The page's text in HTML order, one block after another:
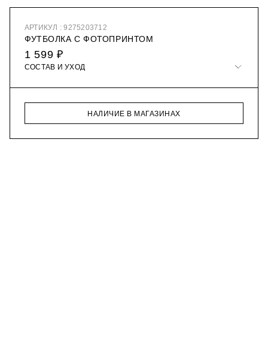
АРТИКУЛ : 9275203712
ФУТБОЛКА С ФОТОПРИНТОМ
1 599 ₽
СОСТАВ И УХОД
НАЛИЧИЕ В МАГАЗИНАХ